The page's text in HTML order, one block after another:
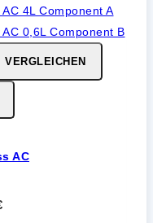
VERGLEICHEN
AC